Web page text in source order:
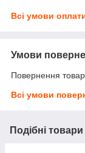
Всі умови
Умови
Повернення
Всі умови
Подібні товари